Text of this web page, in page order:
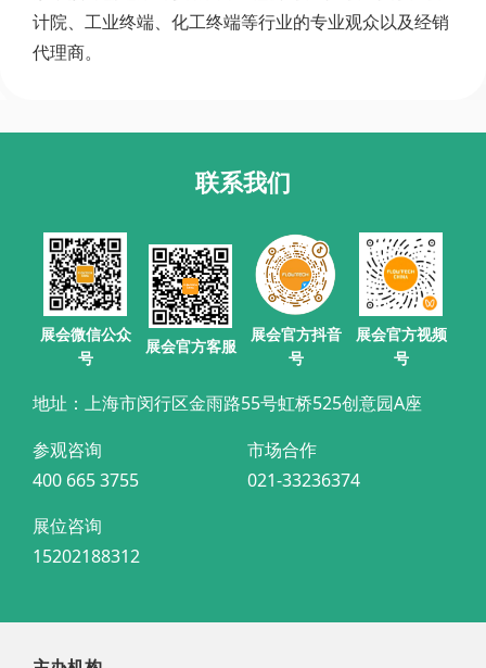
计院、工业终端、化工终端等行业的专业观众以及经销
代理商。
联系我们
展会微信公众
号
展会官方客服
展会官方抖音
号
展会官方视频
号
地址：上海市闵行区金雨路55号虹桥525创意园A座
参观咨询
400 665 3755
市场合作
021-33236374
展位咨询
15202188312